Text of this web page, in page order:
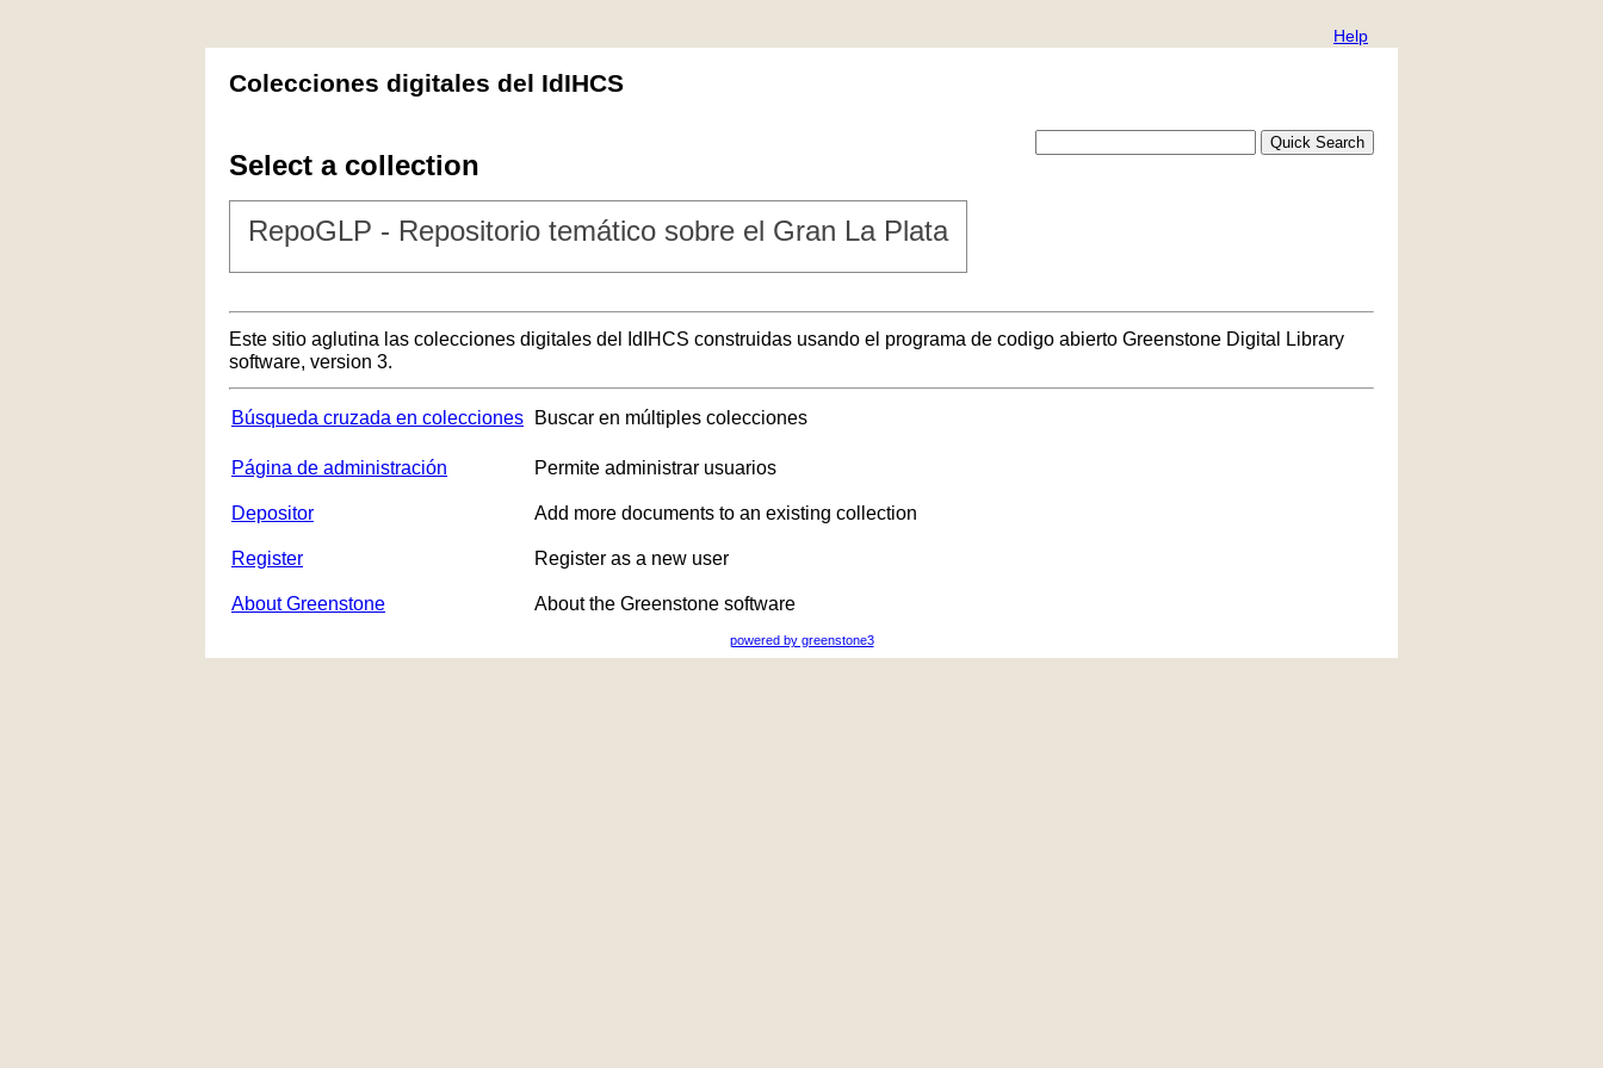
Help
Colecciones digitales del IdIHCS
Select a collection
RepoGLP - Repositorio temático sobre el Gran La Plata
Este sitio aglutina las colecciones digitales del IdIHCS construidas usando el programa de codigo abierto Greenstone Digital Library
software, version 3.
Búsqueda cruzada en colecciones Buscar en múltiples colecciones
Página de administración Permite administrar usuarios
Depositor Add more documents to an existing collection
Register Register as a new user
About Greenstone About the Greenstone software
powered by greenstone3